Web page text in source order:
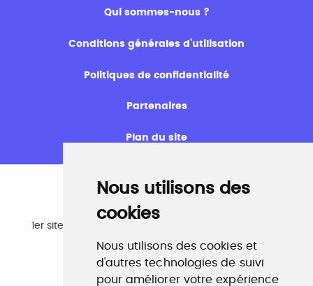
Nous utilisons des
cookies
Nous utilisons des cookies et
d'autres technologies de suivi
pour améliorer votre expérience
Qui sommes-nous ?
Conditions générales d’utilisation
Politiques de confidentialité
Partenaires
Plan du site
Emploi
1er site emploi du secteur culturel 784.000 visites et
www.profilculture.com